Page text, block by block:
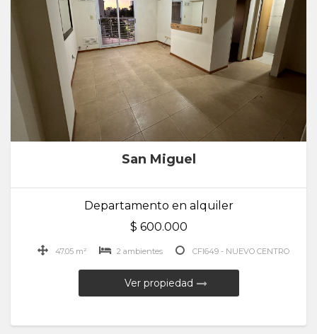
San Miguel
Departamento en alquiler
$ 600.000
47.05 m² 2 ambientes CFI649 - NUEVO CENTRO
Ver propiedad